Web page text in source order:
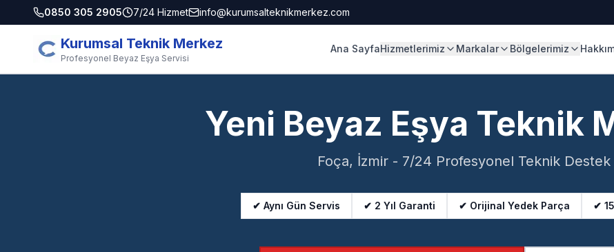
0850 305 2905 7/24 Hizmet info@kurumsalteknikmerkez.com
Kurumsal Teknik Merkez
Profesyonel Beyaz Eşya Servisi
Ana SayfaHizmetlerimiz Markalar Bölgelerimiz
Yeni Beyaz Eşya Teknik
Foça, İzmir - 7/24 Profesyonel Teknik Destek
✔ Aynı Gün Servis ✔ 2 Yıl Garanti ✔ Orijinal Yedek Parça ✔